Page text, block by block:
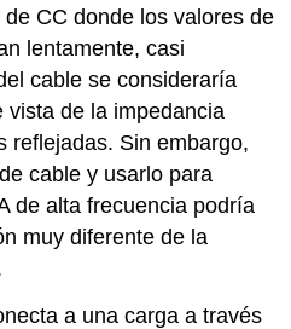
CC donde los valores de
lentamente, casi
cable se consideraría
vista de la impedancia
reflejadas. Sin embargo,
cable y usarlo para
de alta frecuencia podría
muy diferente de la
a una carga a través